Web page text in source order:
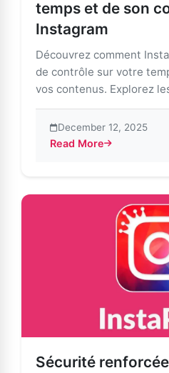
temps et de son
Instagram
Découvrez comment
de contrôle sur votre
vos contenus. Explorez
December 12, 2025
Read More
about Reprendre le
Sécurité